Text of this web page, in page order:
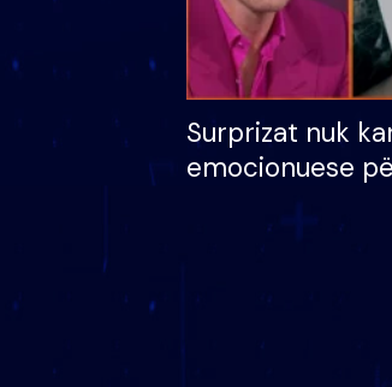
Surprizat nuk
emocionuese